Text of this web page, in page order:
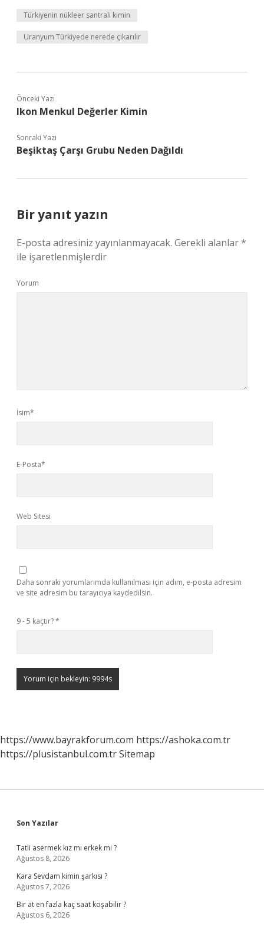
Türkiyenin nükleer santrali kimin
Uranyum Türkiyede nerede çıkarılır
Önceki Yazı
Ikon Menkul Değerler Kimin
Sonraki Yazı
Beşiktaş Çarşı Grubu Neden Dağıldı
Bir yanıt yazın
E-posta adresiniz yayınlanmayacak. Gerekli alanlar*
ile işaretlenmişlerdir
Yorum
İsim*
E-Posta*
Web Sitesi
Daha sonraki yorumlarımda kullanılması için adım, e-posta adresim
ve site adresim bu tarayıcıya kaydedilsin.
9 - 5 kaçtır?*
https://www.bayrakforum.com https://ashoka.com.tr
https://plusistanbul.com.trSitemap
Sidebar
Son Yazılar
Tatli asermek kız mı erkek mi ?
Ağustos 8, 2026
Kara Sevdam kimin şarkısı ?
Ağustos 7, 2026
Bir at en fazla kaç saat koşabilir ?
Ağustos 6, 2026